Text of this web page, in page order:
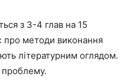
з 3-4 глав на 15
про методи виконання
літературним оглядом.
проблему.